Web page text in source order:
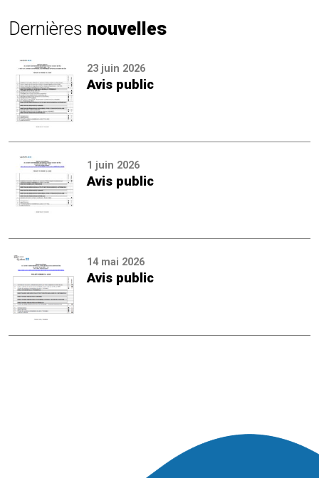
Dernières nouvelles
23 juin 2026
Avis public
1 juin 2026
Avis public
14 mai 2026
Avis public